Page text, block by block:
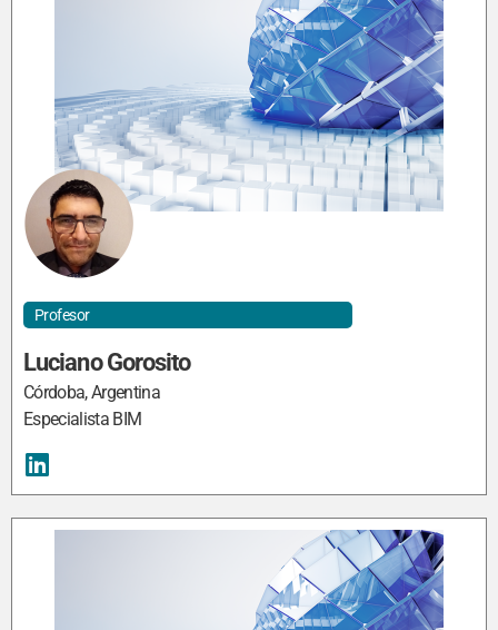
Profesor
Luciano Gorosito
Córdoba, Argentina
Especialista BIM